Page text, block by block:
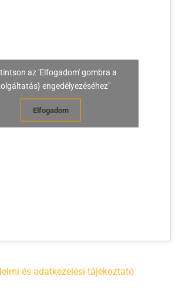
az 'Elfogadom' gombra a
engedélyezéséhez"
Elfogadom
és adatkezelési tájékoztató